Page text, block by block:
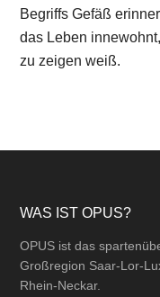
Begriffs Gefäß
das Leben
zu zeigen weiß.
Footer
WAS IST OPUS?
OPUS ist das
Großregion Saar-Lor-
Rhein-Neckar.